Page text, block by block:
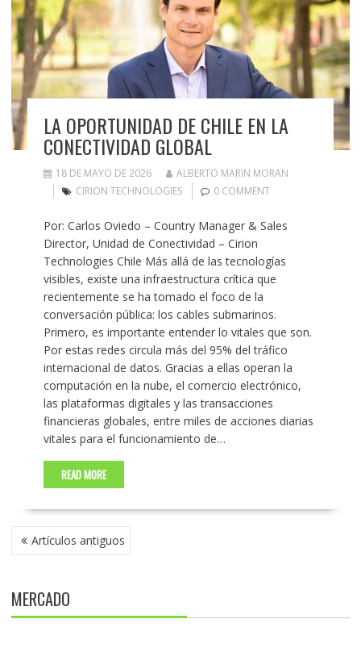
LA OPORTUNIDAD DE CHILE EN LA
CONECTIVIDAD GLOBAL
18 DE MAYO DE 2026
ALBERTO MARIN MORAN
CIRION TECHNOLOGIES
0 COMMENT
Por: Carlos Oviedo – Country Manager & Sales
Director, Unidad de Conectividad – Cirion
Technologies Chile Más allá de las tecnologías
visibles, existe una infraestructura crítica que
recientemente se ha tomado el foco de la
conversación pública: los cables submarinos.
Primero, es importante entender lo vitales que son.
Por estas redes circula más del 95% del tráfico
internacional de datos. Gracias a ellas operan la
computación en la nube, el comercio electrónico,
las plataformas digitales y las transacciones
financieras globales, entre miles de acciones diarias
vitales para el funcionamiento de…
READ MORE
NAVEGACIÓN
DE Artículos antiguos
MERCADO